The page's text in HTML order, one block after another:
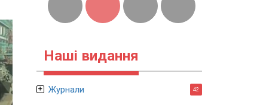
Наші видання
Журнали 42